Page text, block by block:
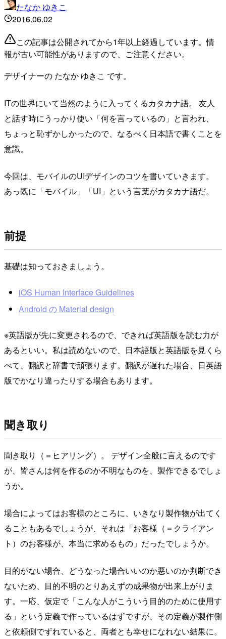
たなか ゆきこ
2016.06.02
この記事は公開されてから1年以上経過しています。情
報が古い可能性がありますので、ご注意ください。
デザイナーの たなか ゆきこ です。
ITの世界にいて当然のように入ってくるカタカナ語。 友人
と話す時にうっかり使い「何を言っているの」と言われ、
ちょっと恥ずかしかったので、なるべく日本語で書くことを
意識。
今回は、モバイルのUIデザインのコツを書いていきます。
あっ既に「モバイル」「UI」という言葉がカタカナ語だ。
前提
基礎は知っておきましょう。
iOS Human Interface Guidelines
Android の Material design
※英語版が先に変更されるので、できれば英語版を読む力が
あるといい。私は読めないので、日本語版と英語版を見くら
べて、翻訳と辞書で頑張ります。翻訳が遅れた場合、日英語
版でかなり違ったりする場合もあります。
聞き取り
聞き取り（＝ヒアリング）。 デザイン全般に言えるのです
が、皆さんは何を作るのか不明なものを、製作できるでしょ
うか。
場合によってはお客様のところに、いきなり製作物が出てく
ることもあるでしょうが、それは「お客様（＝クライアン
ト）のお客様が、本当に求めるもの」だったでしょうか。
目的がない場合、どうなった場合いいのか悪いのか判断でき
ないため、目的不明のとりあえずの成果物が出来上がりま
す。一応、仮定で「こんな人がこういう目的のために使用す
る」という定義で作っているはずですが、その定義が製作側
と依頼側でずれていると、両者とも幸せになれない結果に。